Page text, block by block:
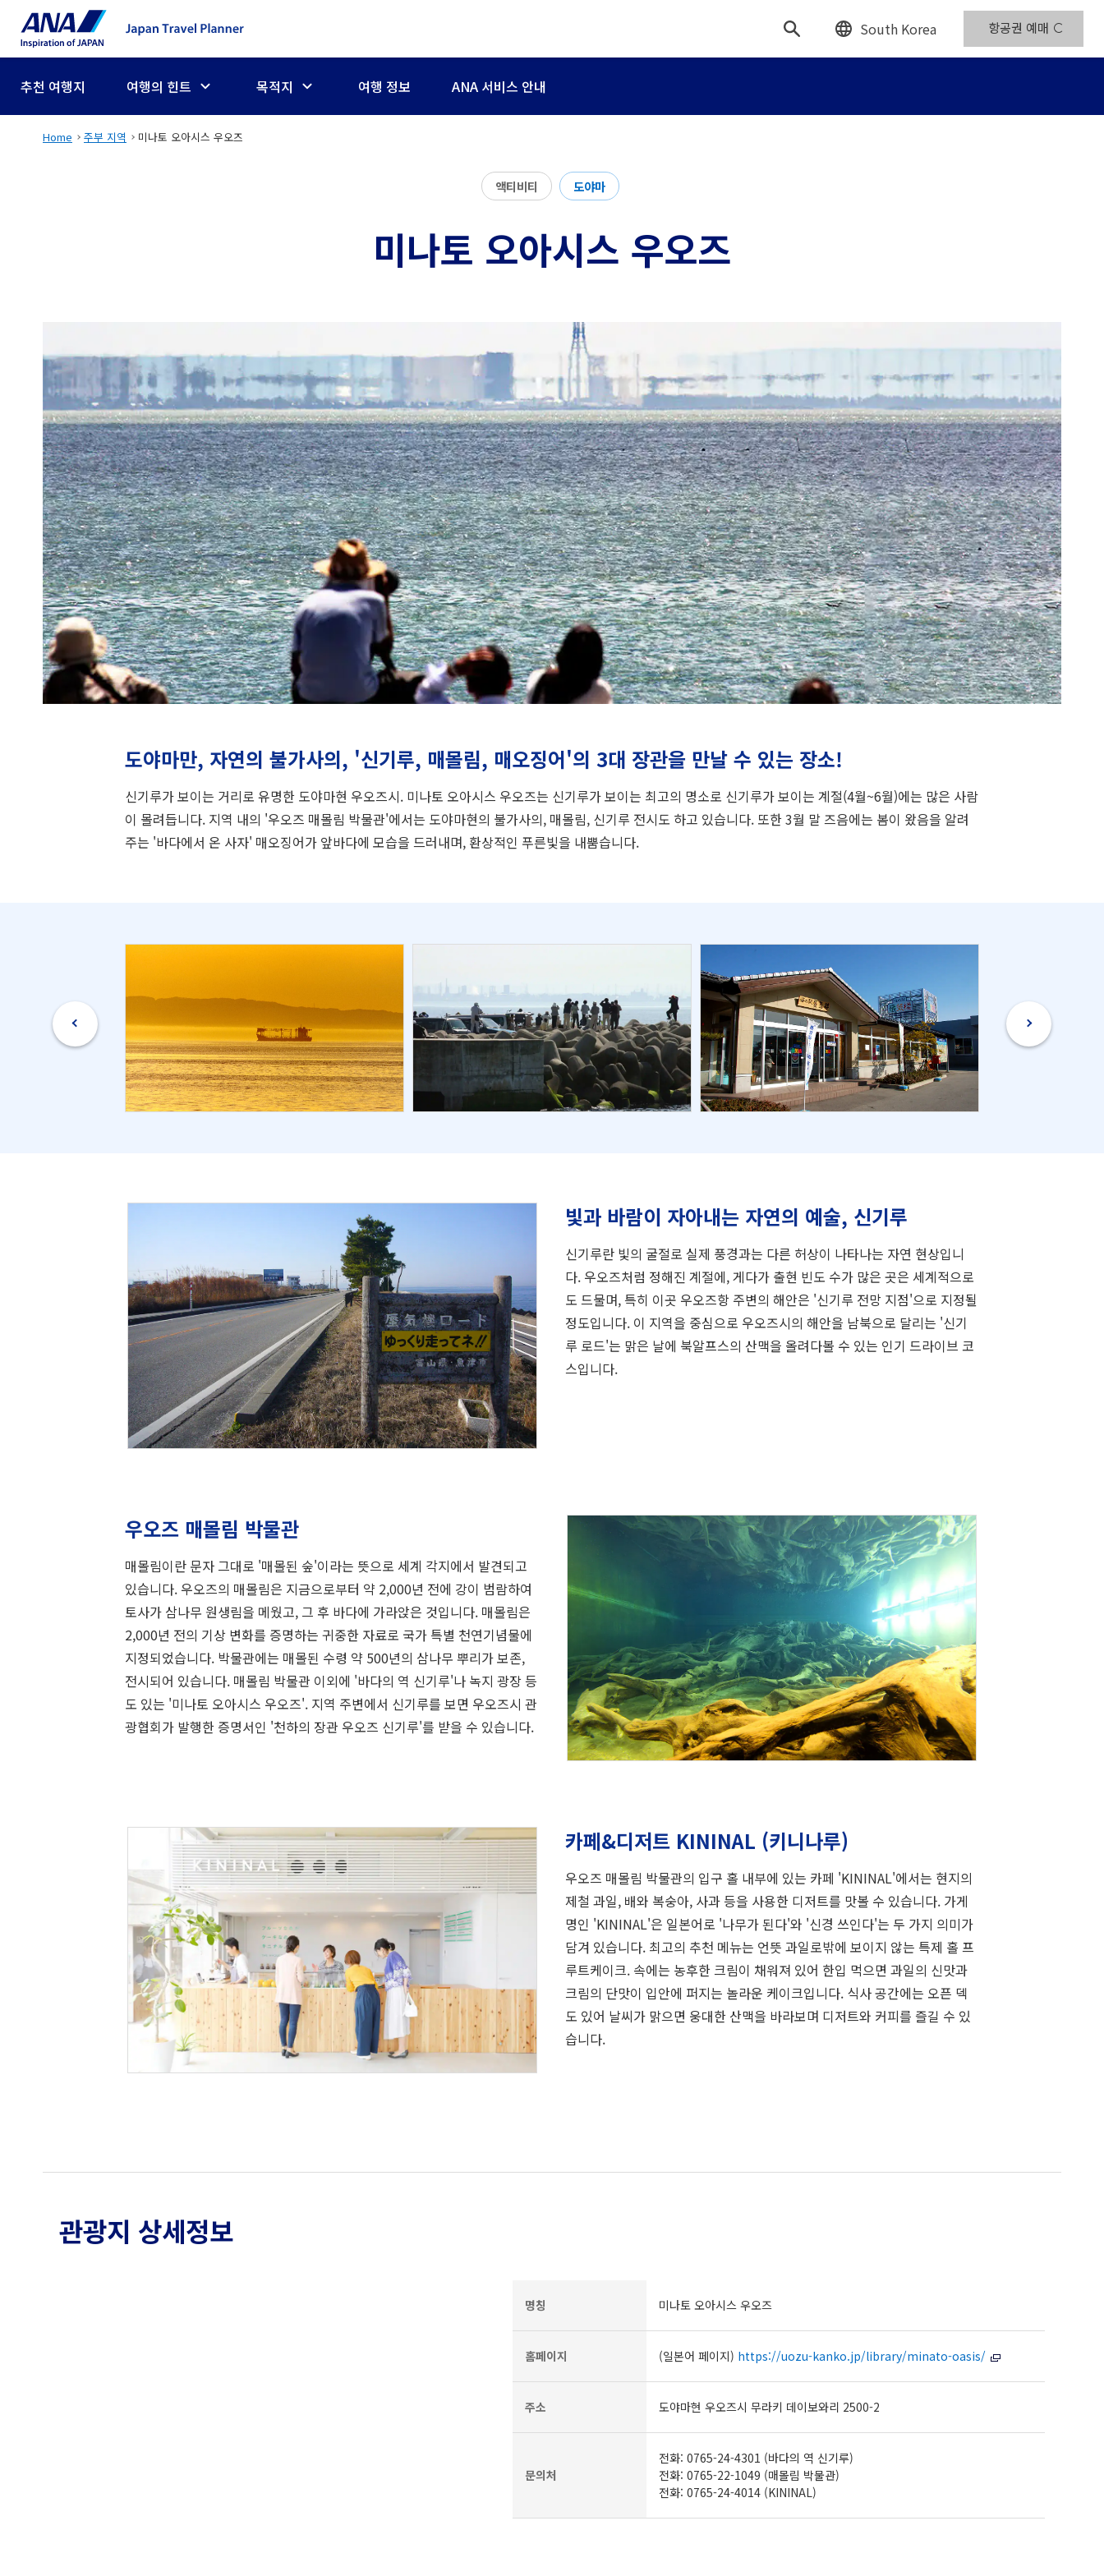
South Korea 항공권 예매
추천 여행지 여행의 힌트 목적지 여행 정보 ANA 서비스 안내
Home 주부 지역 미나토 오아시스 우오즈
액티비티 도야마
미나토 오아시스 우오즈
도야마만, 자연의 불가사의, '신기루, 매몰림, 매오징어'의 3대 장관을 만날 수 있는 장소!
신기루가 보이는 거리로 유명한 도야마현 우오즈시. 미나토 오아시스 우오즈는 신기루가 보이는 최고의 명소로 신기루가 보이는 계절(4월~6월)에는 많은 사람
이 몰려듭니다. 지역 내의 '우오즈 매몰림 박물관'에서는 도야마현의 불가사의, 매몰림, 신기루 전시도 하고 있습니다. 또한 3월 말 즈음에는 봄이 왔음을 알려
주는 '바다에서 온 사자' 매오징어가 앞바다에 모습을 드러내며, 환상적인 푸른빛을 내뿜습니다.
빛과 바람이 자아내는 자연의 예술, 신기루
신기루란 빛의 굴절로 실제 풍경과는 다른 허상이 나타나는 자연 현상입니
다. 우오즈처럼 정해진 계절에, 게다가 출현 빈도 수가 많은 곳은 세계적으로
도 드물며, 특히 이곳 우오즈항 주변의 해안은 '신기루 전망 지점'으로 지정될
정도입니다. 이 지역을 중심으로 우오즈시의 해안을 남북으로 달리는 '신기
루 로드'는 맑은 날에 북알프스의 산맥을 올려다볼 수 있는 인기 드라이브 코
스입니다.
우오즈 매몰림 박물관
매몰림이란 문자 그대로 '매몰된 숲'이라는 뜻으로 세계 각지에서 발견되고
있습니다. 우오즈의 매몰림은 지금으로부터 약 2,000년 전에 강이 범람하여
토사가 삼나무 원생림을 메웠고, 그 후 바다에 가라앉은 것입니다. 매몰림은
2,000년 전의 기상 변화를 증명하는 귀중한 자료로 국가 특별 천연기념물에
지정되었습니다. 박물관에는 매몰된 수령 약 500년의 삼나무 뿌리가 보존,
전시되어 있습니다. 매몰림 박물관 이외에 '바다의 역 신기루'나 녹지 광장 등
도 있는 '미나토 오아시스 우오즈'. 지역 주변에서 신기루를 보면 우오즈시 관
광협회가 발행한 증명서인 '천하의 장관 우오즈 신기루'를 받을 수 있습니다.
카페&디저트 KININAL (키니나루)
우오즈 매몰림 박물관의 입구 홀 내부에 있는 카페 'KININAL'에서는 현지의
제철 과일, 배와 복숭아, 사과 등을 사용한 디저트를 맛볼 수 있습니다. 가게
명인 'KININAL'은 일본어로 '나무가 된다'와 '신경 쓰인다'는 두 가지 의미가
담겨 있습니다. 최고의 추천 메뉴는 언뜻 과일로밖에 보이지 않는 특제 홀 프
루트케이크. 속에는 농후한 크림이 채워져 있어 한입 먹으면 과일의 신맛과
크림의 단맛이 입안에 퍼지는 놀라운 케이크입니다. 식사 공간에는 오픈 덱
도 있어 날씨가 맑으면 웅대한 산맥을 바라보며 디저트와 커피를 즐길 수 있
습니다.
관광지 상세정보
명칭 미나토 오아시스 우오즈
홈페이지 (일본어 페이지) https://uozu-kanko.jp/library/minato-oasis/
주소 도야마현 우오즈시 무라키 데이보와리 2500-2
문의처
전화: 0765-24-4301 (바다의 역 신기루)
전화: 0765-22-1049 (매몰림 박물관)
전화: 0765-24-4014 (KININAL)